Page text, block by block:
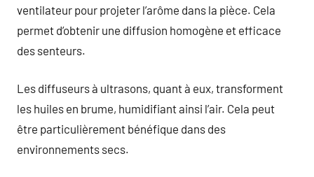
ventilateur pour projeter l’arôme dans la pièce. Cela
permet d’obtenir une diffusion homogène et efficace
des senteurs.
Les diffuseurs à ultrasons, quant à eux, transforment
les huiles en brume, humidifiant ainsi l’air. Cela peut
être particulièrement bénéfique dans des
environnements secs.